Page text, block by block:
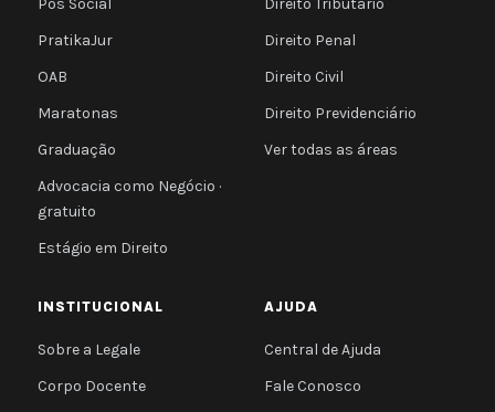
Pós Social
PratikaJur
OAB
Maratonas
Graduação
Advocacia como Negócio ·
gratuito
Estágio em Direito
Direito Tributário
Direito Penal
Direito Civil
Direito Previdenciário
Ver todas as áreas
INSTITUCIONAL
Sobre a Legale
Corpo Docente
AJUDA
Central de Ajuda
Fale Conosco